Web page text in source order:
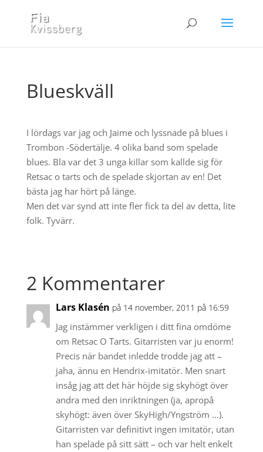
Blueskväll
I lördags var jag och Jaime och lyssnade på blues i
Trombon -Södertälje. 4 olika band som spelade
blues. Bla var det 3 unga killar som kallde sig för
Retsac o tarts och de spelade skjortan av en! Det
bästa jag har hört på länge.
Men det var synd att inte fler fick ta del av detta, lite
folk. Tyvärr.
2 Kommentarer
Lars Klasén på 14 november, 2011 på 16:59
Jag instämmer verkligen i ditt fina omdöme
om Retsac O Tarts. Gitarristen var ju enorm!
Precis när bandet inledde trodde jag att –
jaha, ännu en Hendrix-imitatör. Men snart
insåg jag att det här höjde sig skyhögt över
andra med den inriktningen (ja, apropå
skyhögt: även över SkyHigh/Yngström …).
Gitarristen var definitivt ingen imitatör, utan
han spelade på sitt sätt – och var helt enkelt